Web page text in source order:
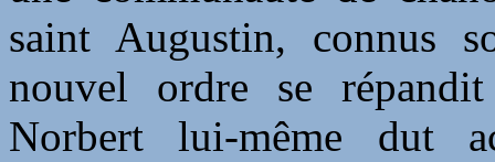
saint Augustin, connus
nouvel ordre se
Norbert lui-même dut